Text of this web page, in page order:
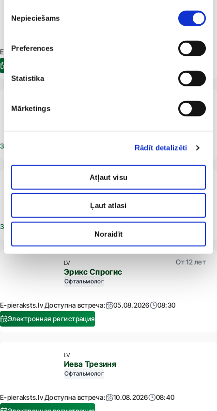
izvēle
Nepieciešams
Preferences
Statistika
Mārketings
Rādīt detalizēti
Atļaut visu
Ļaut atlasi
Noraidīt
E-pieraksts.lv Доступна встреча:
От 18 лет
Записаться на прием
Анда Пуре
Офтальмолог
Записаться на прием
LV От 12 лет
Эрикс Спрогис
Офтальмолог
E-pieraksts.lv Доступна встреча: 05.08.2026
08:30
Электронная регистрация
LV
Иева Трезиня
Офтальмолог
E-pieraksts.lv Доступна встреча: 10.08.2026
08:40